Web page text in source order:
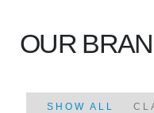
OUR
SHOW ALL